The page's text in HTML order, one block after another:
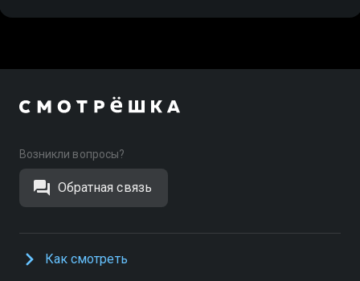
Возникли вопросы?
Обратная связь
Как смотреть